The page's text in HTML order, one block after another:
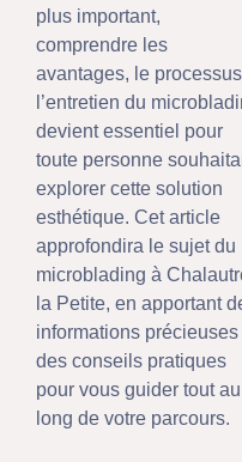
plus important,
comprendre les
avantages, le
l’entretien du
devient essentiel pour
toute personne
explorer cette solution
esthétique. Cet article
approfondira le sujet du
microblading à
la Petite, en apportant
informations précieuses
des conseils pratiques
pour vous guider tout au
long de votre parcours.